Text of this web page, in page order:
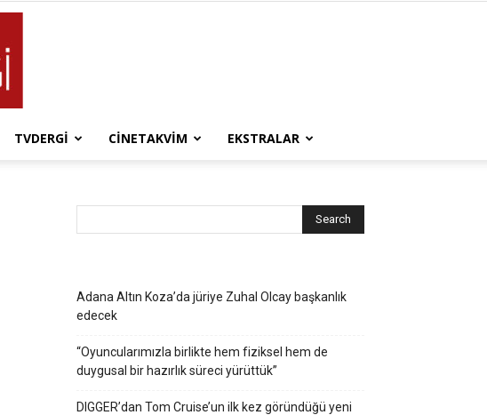
TVDERGI CINETAKVIM EKSTRALAR
Adana Altın Koza’da jüriye Zuhal Olcay başkanlık
edecek
“Oyuncularımızla birlikte hem fiziksel hem de
duygusal bir hazırlık süreci yürüttük”
DIGGER’dan Tom Cruise’un ilk kez göründüğü yeni